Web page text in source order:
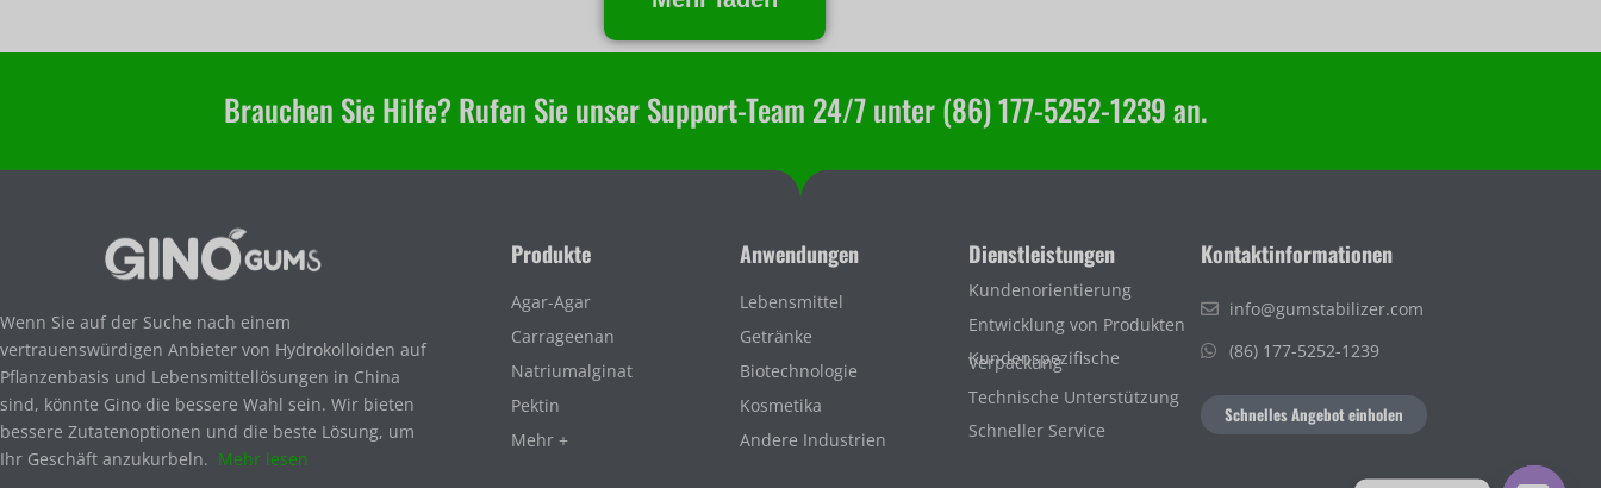
Brauchen Sie Hilfe? Rufen Sie unser Support-Team 24/7 unter (86) 177-5252-1239 an.
Wenn Sie auf der Suche nach einem
vertrauenswürdigen Anbieter von Hydrokolloiden auf
Pflanzenbasis und Lebensmittellösungen in China
sind, könnte Gino die bessere Wahl sein. Wir bieten
bessere Zutatenoptionen und die beste Lösung, um
Ihr Geschäft anzukurbeln. Mehr lesen
Produkte
Agar-Agar
Carrageenan
Natriumalginat
Pektin
Mehr +
Anwendungen
Lebensmittel
Getränke
Biotechnologie
Kosmetika
Andere Industrien
Dienstleistungen
Kundenorientierung
Entwicklung von Produkten
Kundenspezifische
Verpackung
Technische Unterstützung
Schneller Service
Kontaktinformationen
info@gumstabilizer.com
(86) 177-5252-1239
Schnelles Angebot einholen